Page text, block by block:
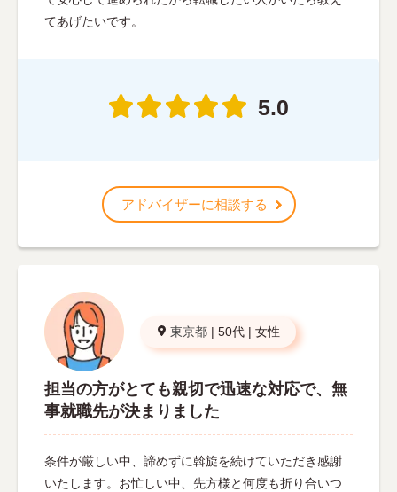
てあげたいです。
5.0
アドバイザーに相談する
東京都 | 50代 | 女性
担当の方がとても親切で迅速な対応で、無
事就職先が決まりました
条件が厳しい中、諦めずに斡旋を続けていただき感謝
いたします。お忙しい中、先方様と何度も折り合いつ